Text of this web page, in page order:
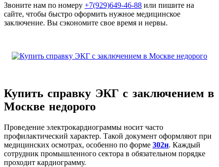
Звоните нам по номеру +7(929)649-46-88 или пишите на
сайте, чтобы быстро оформить нужное медицинское
заключение. Вы сэкономите свое время и нервы.
Купить справку ЭКГ с заключением в
Москве недорого
Проведение электрокардиограммы носит часто
профилактический характер. Такой документ оформляют при
медицинских осмотрах, особенно по форме 302н. Каждый
сотрудник промышленного сектора в обязательном порядке
проходит кардиограмму.